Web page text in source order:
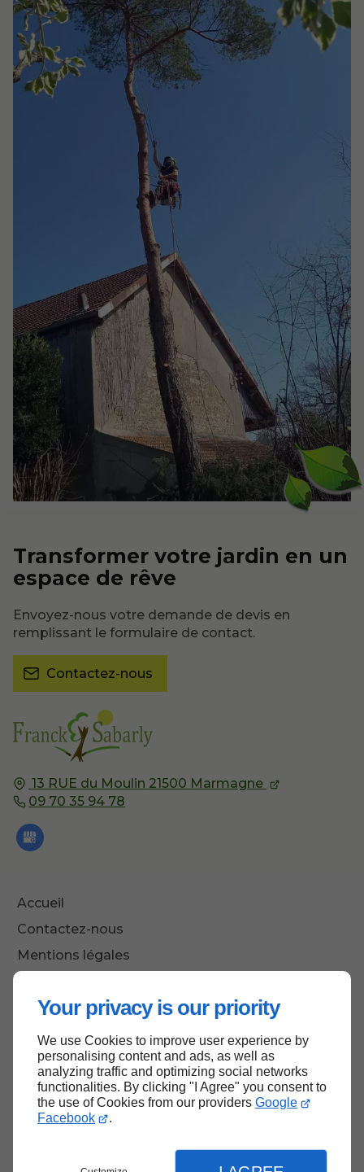
Your privacy is our priority
We use Cookies to improve user experience by
personalising content and ads, as well as
analyzing traffic and optimizing social networks
functionalities. By clicking "I Agree" you consent to
the use of Cookies from our providers Google
Facebook
.
13 RUE du Moulin 21500 Marmagne
09 70 35 94 78
Accueil
Contactez-nous
Mentions légales
Transformer votre jardin en un
espace de rêve
Envoyez-nous votre demande de devis en
remplissant le formulaire de contact.
Contactez-nous
Haut de page